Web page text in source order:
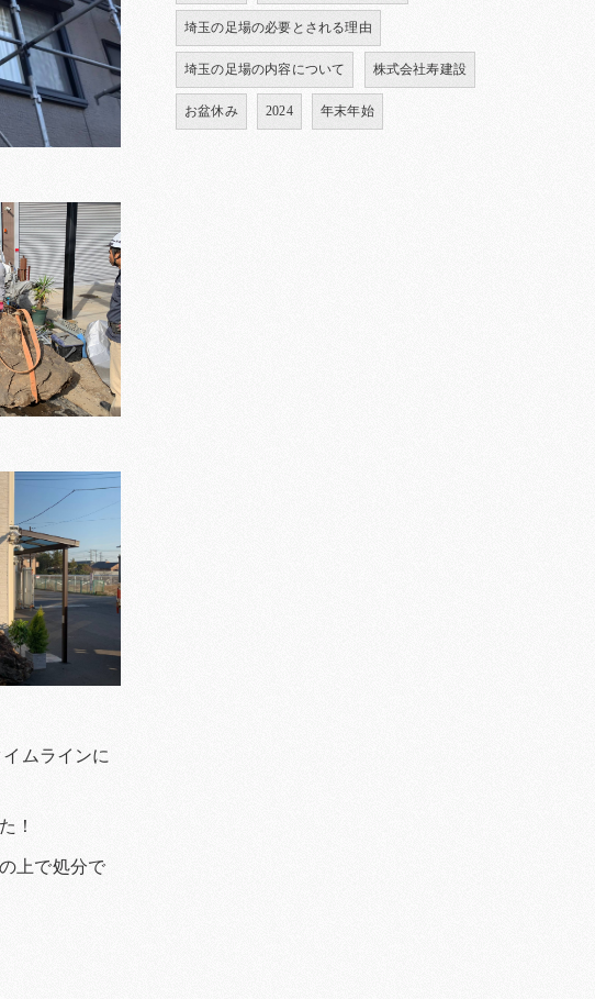
ムラインに
！
上で処分で
埼玉の足場の必要とされる理由
埼玉の足場の内容について 株式会社寿建設
お盆休み 2024 年末年始